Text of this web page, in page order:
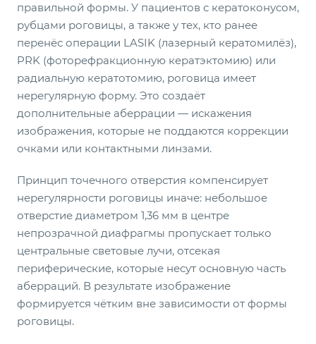
правильной формы. У пациентов с кератоконусом,
рубцами роговицы, а также у тех, кто ранее
перенёс операции LASIK (лазерный кератомилёз),
PRK (фоторефракционную кератэктомию) или
радиальную кератотомию, роговица имеет
нерегулярную форму. Это создаёт
дополнительные аберрации — искажения
изображения, которые не поддаются коррекции
очками или контактными линзами.
Принцип точечного отверстия компенсирует
нерегулярности роговицы иначе: небольшое
отверстие диаметром 1,36 мм в центре
непрозрачной диафрагмы пропускает только
центральные световые лучи, отсекая
периферические, которые несут основную часть
аберраций. В результате изображение
формируется чётким вне зависимости от формы
роговицы.